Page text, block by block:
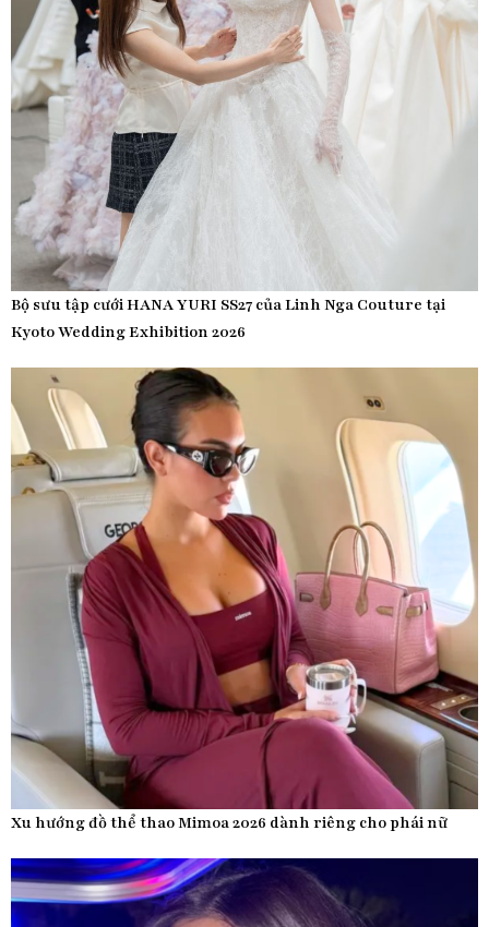
Bộ sưu tập cưới HANA YURI SS27 của Linh Nga Couture tại
Kyoto Wedding Exhibition 2026
Xu hướng đồ thể thao Mimoa 2026 dành riêng cho phái nữ